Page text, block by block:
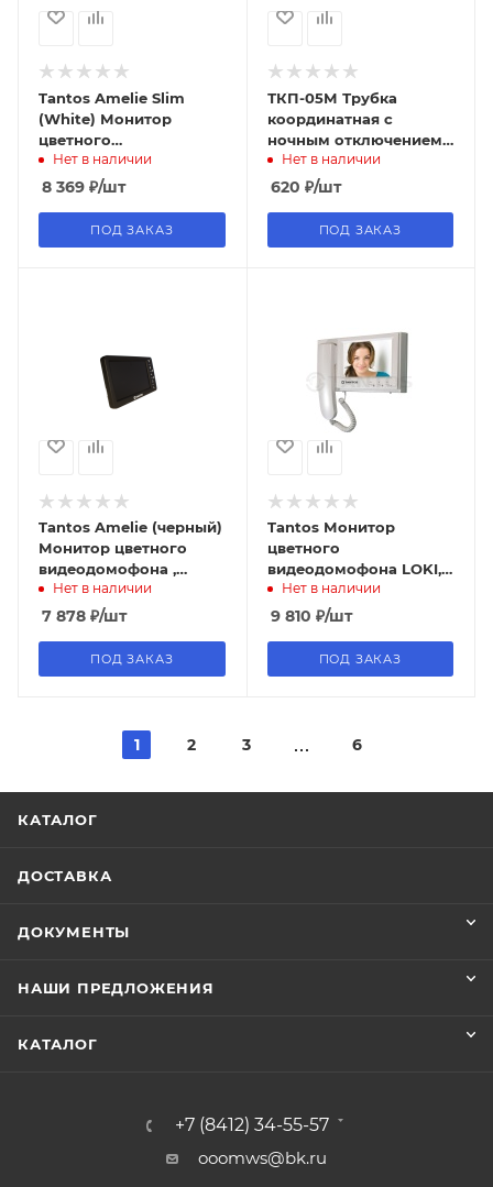
Tantos Amelie Slim
(White) Монитор
цветного
видеодомофона
уменьшенной
дюймов,
Нет в наличии
8 369 ₽/шт
ПОД ЗАКАЗ
ТКП-05М Трубка
координатная с
ночным отключением
Метаком
Нет в наличии
620 ₽/шт
ПОД ЗАКАЗ
Tantos Amelie (черный)
Монитор цветного
видеодомофона ,
экран 7 дюймов
Нет в наличии
7 878 ₽/шт
ПОД ЗАКАЗ
Tantos Монитор
цветного
видеодомофона LOKI,
7" Нет в наличии
9 810 ₽/шт
ПОД ЗАКАЗ
1 2 3 6
КАТАЛОГ
ДОСТАВКА
ДОКУМЕНТЫ
НАШИ ПРЕДЛОЖЕНИЯ
КАТАЛОГ
+7 (8412) 34-55-57
ooomws@bk.ru